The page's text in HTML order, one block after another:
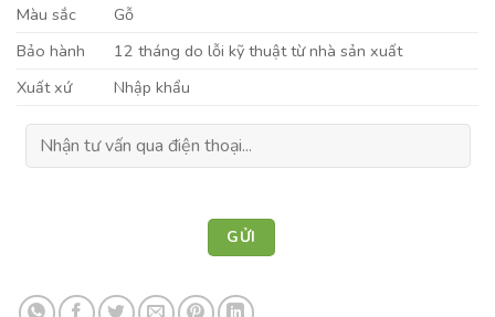
Màu sắc
Gỗ
Bảo hành
12 tháng do lỗi kỹ thuật từ nhà sản xuất
Xuất xứ
Nhập khẩu